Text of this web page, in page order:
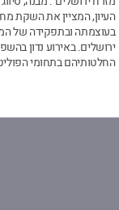
העיון, המציין את השקת
בעוצמתה ובתפקידה של
ירושלים. באירוע נדון
החלטותיהם בתחומי